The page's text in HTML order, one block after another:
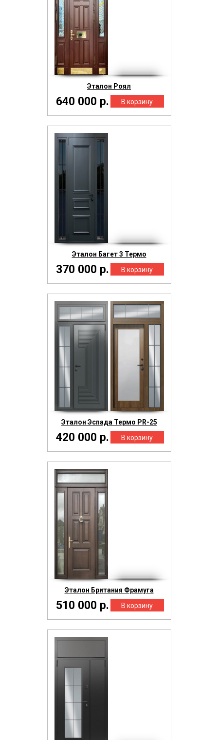
Эталон Роял
640 000 р.
Эталон Багет 3 Термо
370 000 р.
Эталон Эспада Термо PR-25
420 000 р.
Эталон Британия Фрамуга
510 000 р.